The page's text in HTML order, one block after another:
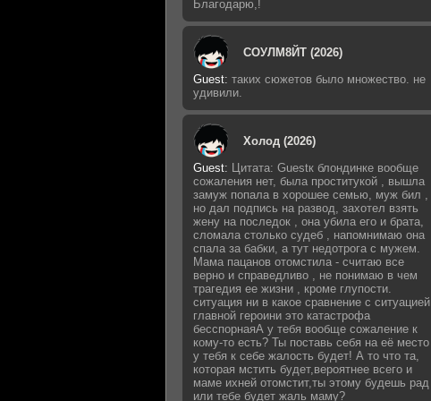
Благодарю,!
СОУЛМ8ЙТ (2026)
Guest: таких сюжетов было множество. не
удивили.
Холод (2026)
Guest: Цитата: Guestк блондинке вообще
сожаления нет, была проститукой , вышла
замуж попала в хорошее семью, муж бил ,
но дал подпись на развод, захотел взять
жену на последок , она убила его и брата,
сломала столько судеб , напомнимаю она
спала за бабки, а тут недотрога с мужем.
Мама пацанов отомстила - считаю все
верно и справедливо , не понимаю в чем
трагедия ее жизни , кроме глупости.
ситуация ни в какое сравнение с ситуацией
главной героини это катастрофа
бесспорнаяА у тебя вообще сожаление к
кому-то есть? Ты поставь себя на её место
у тебя к себе жалость будет! А то что та,
которая мстить будет,вероятнее всего и
маме ихней отомстит,ты этому будешь рад
или тебе будет жаль маму?